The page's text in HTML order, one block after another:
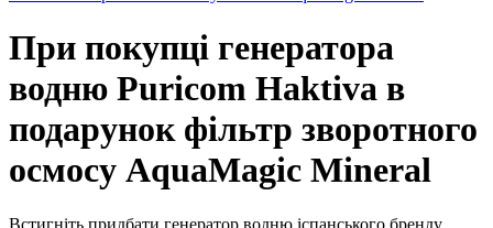
При покупці генератора
водню Puricom Haktiva в
подарунок фільтр зворотного
осмосу AquaMagic Mineral
Встигніть придбати генератор водню іспанського бренду